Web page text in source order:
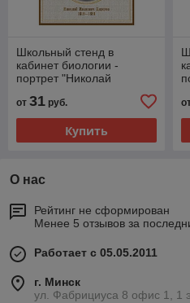
Школьный стенд в
кабинет биологии -
портрет "Николай
от 31 руб.
Купить
О нас
Рейтинг не сформирован
Менее 5 отзывов за
Работает с 05.05.2011
г. Минск
ул. Фабрициуса 8 офис 1, 1